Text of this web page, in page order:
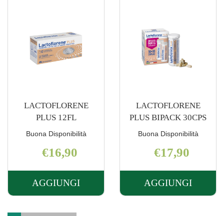
LACTOFLORENE
PLUS 12FL
Buona Disponibilità
€16,90
AGGIUNGI
AGGIUNGI LACTOFLORENE
LACTOFLORENE
PLUS BIPACK 30CPS
Buona Disponibilità
€17,90
AGGIUNGI
AGGIUNGI